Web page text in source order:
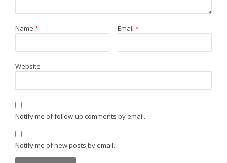
Name * Email *
Website
Notify me of follow-up comments by email.
Notify me of new posts by email.